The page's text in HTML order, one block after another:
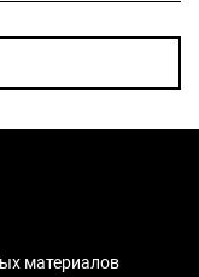
материалов